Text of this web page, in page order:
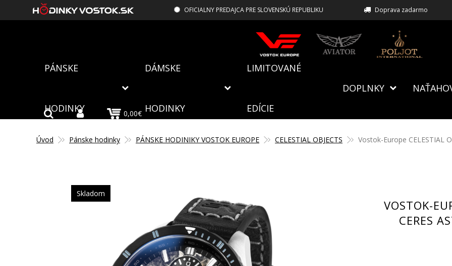
OFICIALNY PREDAJCA PRE SLOVENSKÚ REPUBLIKU Doprava zadarmo
PÁNSKE
HODINKY
DÁMSKE
HODINKY
LIMITOVANÉ
EDÍCIE
DOPLNKY
0,00€
Úvod Pánske hodinky PÁNSKE HODINIKY VOSTOK EUROPE CELESTIAL OBJECTS Vostok-Europe CELESTIAL
Skladom
VOSTOK-
CERES